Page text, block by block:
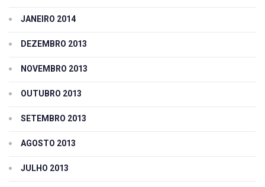
JANEIRO 2014
DEZEMBRO 2013
NOVEMBRO 2013
OUTUBRO 2013
SETEMBRO 2013
AGOSTO 2013
JULHO 2013